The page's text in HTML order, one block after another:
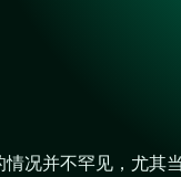
况并不罕见，尤